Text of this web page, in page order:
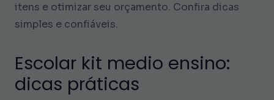
itens e otimizar seu orçamento. Confira dicas
simples e confiáveis.
Escolar kit medio ensino:
dicas práticas